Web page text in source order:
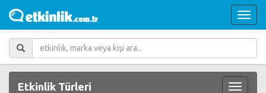
Etkinlik Türleri